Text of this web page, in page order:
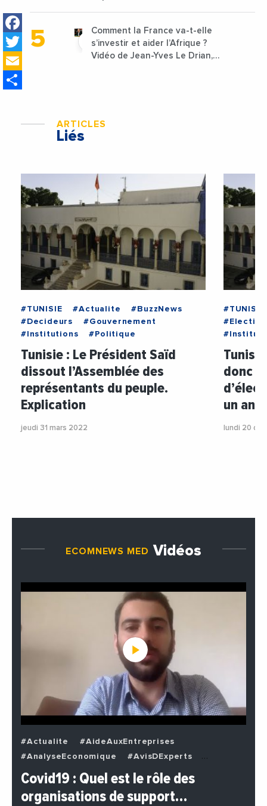
Facebook
Twitter
Comment la France va-t-elle
s’investir et aider l’Afrique ?
Vidéo de Jean-Yves Le Drian,
ARTICLES
Liés
#TUNISIE #Actualite
#BuzzNews
#Decideurs
#Gouvernement
#Institutions
#Politique
Tunisie : Le Président Saïd
dissout l’Assemblée des
représentants du peuple.
Explication
jeudi 31 mars 2022
#TUNISIE
donc
un an
lundi 20
ECOMNEWS MED Vidéos
#Actualite
#AideAuxEntreprises
#AnalyseEconomique
#AvisDExperts
#BuzzNews
#Decideurs
#EchangesMediterraneens
#Economie
#EnDirectDe
#Entreprises
#Institutions
Covid19 : Quel est le rôle des
organisations de support…